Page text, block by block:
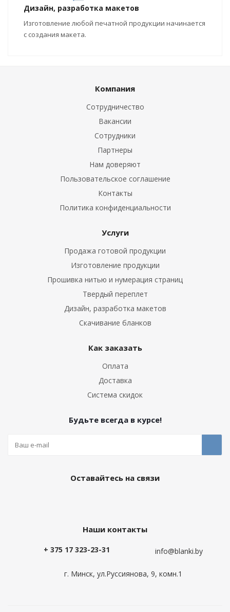
Дизайн, разработка макетов
Изготовление любой печатной продукции начинается
с создания макета.
Компания
Сотрудничество
Вакансии
Сотрудники
Партнеры
Нам доверяют
Пользовательское соглашение
Контакты
Политика конфиденциальности
Услуги
Продажа готовой продукции
Изготовление продукции
Прошивка нитью и нумерация страниц
Твердый переплет
Дизайн, разработка макетов
Скачивание бланков
Как заказать
Оплата
Доставка
Система скидок
Будьте всегда в курсе!
Оставайтесь на связи
Наши контакты
+ 375 17 323-23-31 info@blanki.by
г. Минск, ул.Руссиянова, 9, комн.1